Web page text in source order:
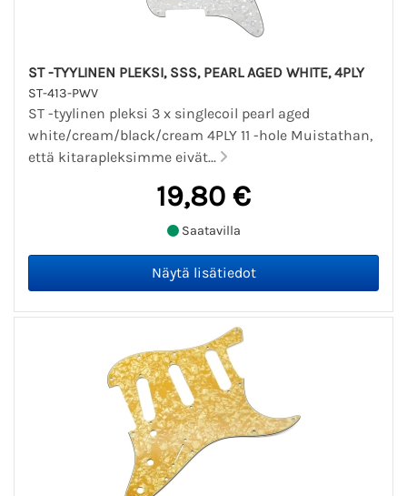
ST -TYYLINEN PLEKSI, SSS, PEARL AGED WHITE, 4PLY
ST-413-PWV
ST -tyylinen pleksi 3 x singlecoil pearl aged
white/cream/black/cream 4PLY 11 -hole Muistathan,
että kitarapleksimme eivät...
19,80 €
Saatavilla